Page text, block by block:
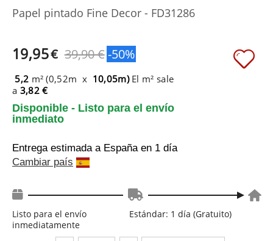
Papel pintado Fine Decor - FD31286
19,95€ 39,90 €-50%
5,2 m² (0,52m x 10,05m) El m² sale
a 3,82 €
Disponible - Listo para el envío
inmediato
Entrega estimada a España en 1 día
Cambiar país
Listo para el envío
inmediatamente
Estándar: 1 día (Gratuito)